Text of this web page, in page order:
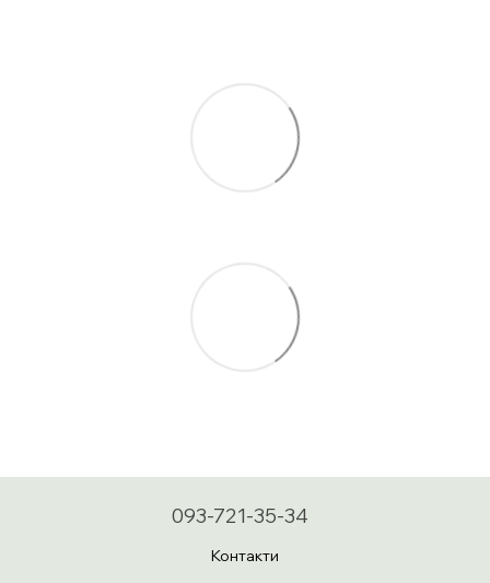
093-721-35-34
Контакти